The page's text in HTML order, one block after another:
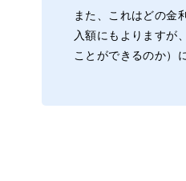
また、これはどの金
入額にもよりますが
ことができるのか）